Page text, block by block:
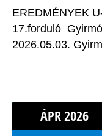
EREDMÉNYEK
17.forduló
2026.05.03.
ÁPR2026